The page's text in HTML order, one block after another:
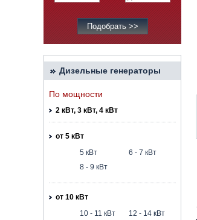
Дизельные генераторы
По мощности
2 кВт, 3 кВт, 4 кВт
от 5 кВт
5 кВт
6 - 7 кВт
8 - 9 кВт
от 10 кВт
10 - 11 кВт
12 - 14 кВт